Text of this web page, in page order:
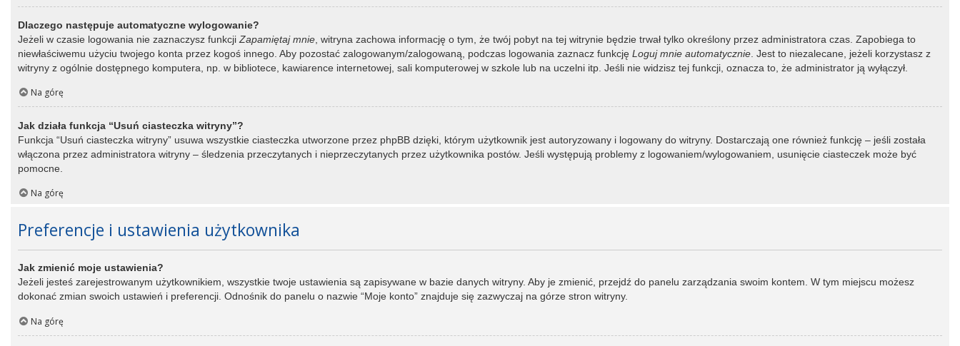
Dlaczego następuje automatyczne wylogowanie?
Jeżeli w czasie logowania nie zaznaczysz funkcjiZapamiętaj mnie, witryna zachowa informację o tym, że twój pobyt na tej witrynie będzie trwał tylko określony przez administratora czas. Zapobiega to
niewłaściwemu użyciu twojego konta przez kogoś innego. Aby pozostać zalogowanym/zalogowaną, podczas logowania zaznacz funkcję Loguj mnie automatycznie. Jest to niezalecane, jeżeli korzystasz z
witryny z ogólnie dostępnego komputera, np. w bibliotece, kawiarence internetowej, sali komputerowej w szkole lub na uczelni itp. Jeśli nie widzisz tej funkcji, oznacza to, że administrator ją wyłączył.
Na górę
Jak działa funkcja “Usuń ciasteczka witryny”?
Funkcja “Usuń ciasteczka witryny” usuwa wszystkie ciasteczka utworzone przez phpBB dzięki, którym użytkownik jest autoryzowany i logowany do witryny. Dostarczają one również funkcję – jeśli została
włączona przez administratora witryny – śledzenia przeczytanych i nieprzeczytanych przez użytkownika postów. Jeśli występują problemy z logowaniem/wylogowaniem, usunięcie ciasteczek może być
pomocne.
Na górę
Preferencje i ustawienia użytkownika
Jak zmienić moje ustawienia?
Jeżeli jesteś zarejestrowanym użytkownikiem, wszystkie twoje ustawienia są zapisywane w bazie danych witryny. Aby je zmienić, przejdź do panelu zarządzania swoim kontem. W tym miejscu możesz
dokonać zmian swoich ustawień i preferencji. Odnośnik do panelu o nazwie “Moje konto” znajduje się zazwyczaj na górze stron witryny.
Na górę